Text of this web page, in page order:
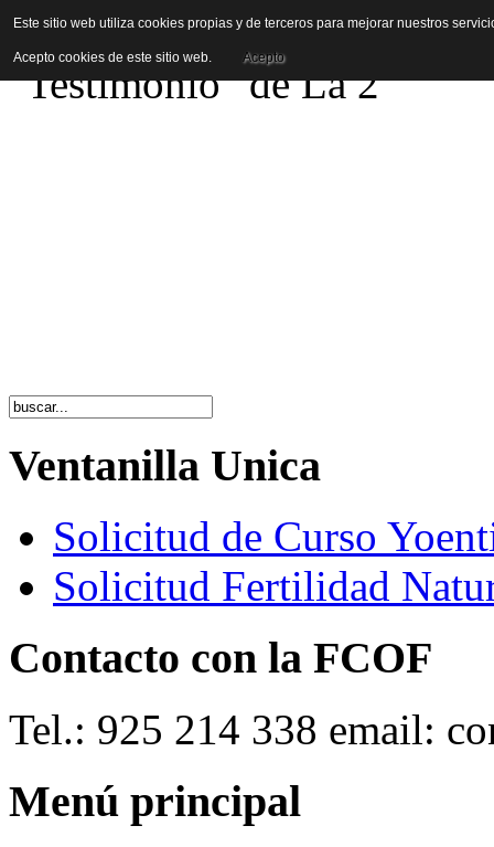
You are here: Página
"Testimonio" de La 2
Ventanilla Unica
Solicitud de Curso
Solicitud Fertilidad
Contacto con la FCOF
Tel.: 925 214 338 email:
Menú principal
Este sitio web utiliza cookies propias y de terceros para mejorar nuestros
Acepto cookies de este sitio web. Acepto